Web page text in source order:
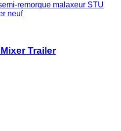
remorque malaxeur STU
neuf
Trailer